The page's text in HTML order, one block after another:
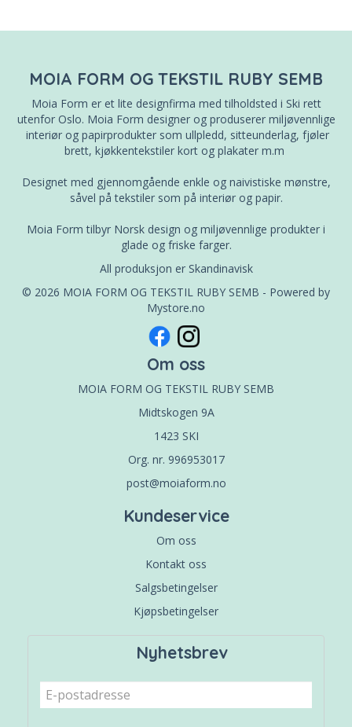
MOIA FORM OG TEKSTIL RUBY SEMB
Moia Form er et lite designfirma med tilholdsted i Ski rett
utenfor Oslo. Moia Form designer og produserer miljøvennlige
interiør og papirprodukter som ullpledd, sitteunderlag, fjøler
brett, kjøkkentekstiler kort og plakater m.m
Designet med gjennomgående enkle og naivistiske mønstre,
såvel på tekstiler som på interiør og papir.
Moia Form tilbyr Norsk design og miljøvennlige produkter i
glade og friske farger.
All produksjon er Skandinavisk
© 2026 MOIA FORM OG TEKSTIL RUBY SEMB - Powered by
Mystore.no
Om oss
MOIA FORM OG TEKSTIL RUBY SEMB
Midtskogen 9A
1423 SKI
Org. nr. 996953017
post@moiaform.no
Kundeservice
Om oss
Kontakt oss
Salgsbetingelser
Kjøpsbetingelser
Nyhetsbrev